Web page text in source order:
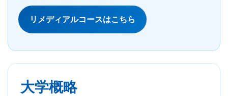
リメディアルコースはこちら
大学概略